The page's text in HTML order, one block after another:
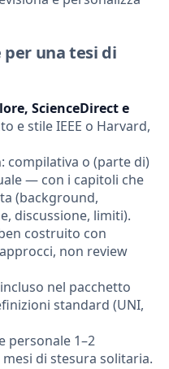
per una tesi di
ScienceDirect e
e stile IEEE o Harvard,
: compilativa o (parte di)
— con i capitoli che
(background,
discussione, limiti).
costruito con
non review
incluso nel pacchetto
standard (UNI,
personale 1–2
di stesura solitaria.